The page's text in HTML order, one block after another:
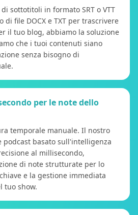
sottotitoli in formato SRT o VTT
di file DOCX e TXT per trascrivere
il tuo blog, abbiamo la soluzione
che i tuoi contenuti siano
senza bisogno di
per le note dello
temporale manuale. Il nostro
podcast basato sull'intelligenza
al millisecondo,
di note strutturate per lo
e la gestione immediata
tuo show.